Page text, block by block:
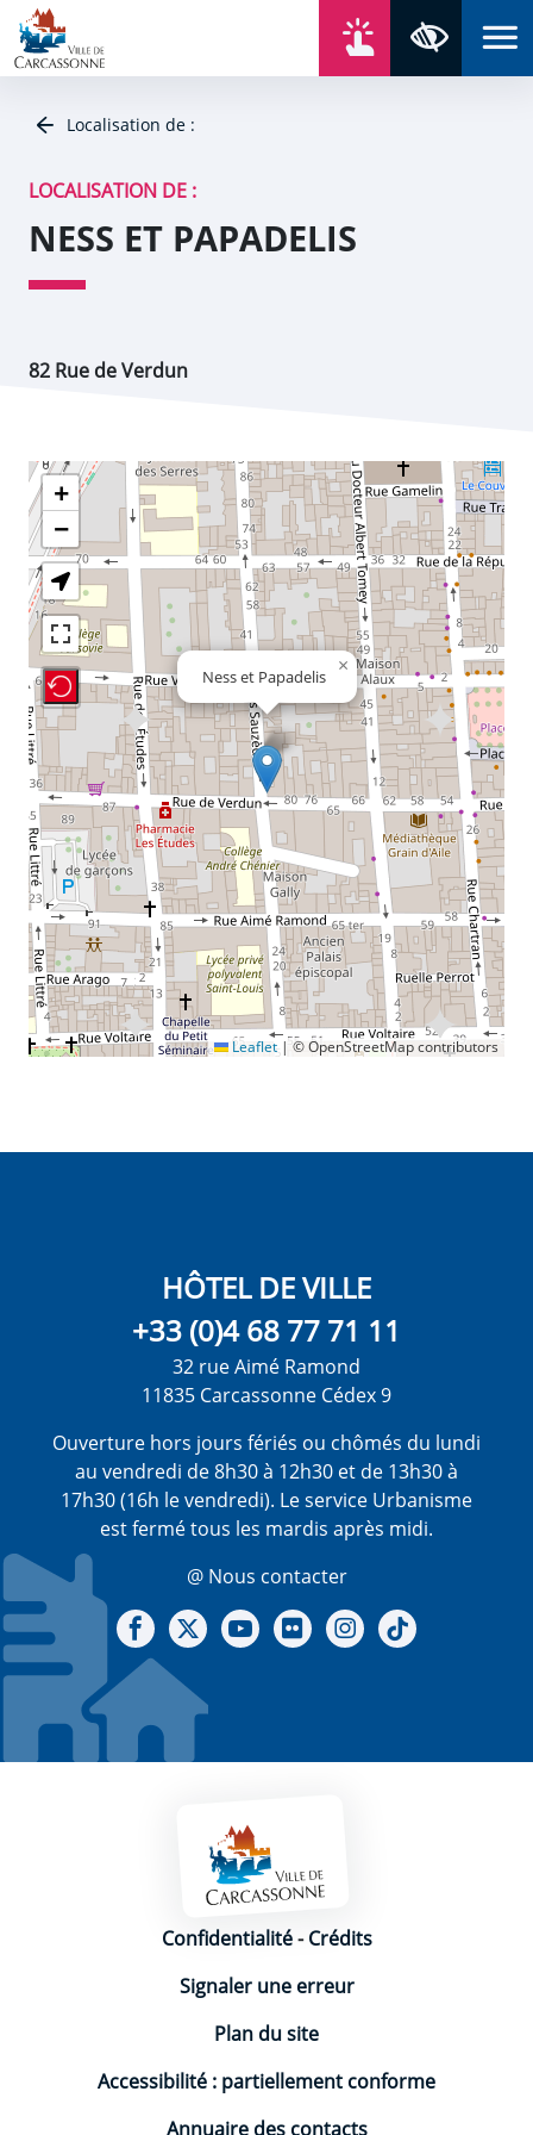
Aller au contenu
Aller au menu
Aller au plan du site
Aller à la recherche
Localisation de :
LOCALISATION DE :
NESS ET PAPADELIS
82 Rue de Verdun
Ness et Papadelis ×
+
−
Recenter Map
Leaflet | © OpenStreetMap contributors
HÔTEL DE VILLE
+33 (0)4 68 77 71 11
32 rue Aimé Ramond
11835 Carcassonne Cédex 9
Ouverture hors jours fériés ou chômés du lundi
au vendredi de 8h30 à 12h30 et de 13h30 à
17h30 (16h le vendredi). Le service Urbanisme
est fermé tous les mardis après midi.
@ Nous contacter
Notre Facebook
Notre X - (twitter)
Notre chaine Youtube
Notre Gallerie sur Flickr
Notre Instagram
Mentions légales
Confidentialité-Crédits
Signaler une erreur
Plan du site
Accessibilité : partiellement conforme
Annuaire des contacts
Panneau de gestion des cookies